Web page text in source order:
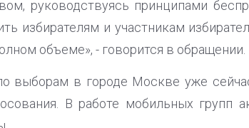
руководствуясь принципами
избирателям и участникам
объеме», - говорится в обращении.
в городе Москве уже
В работе мобильных групп